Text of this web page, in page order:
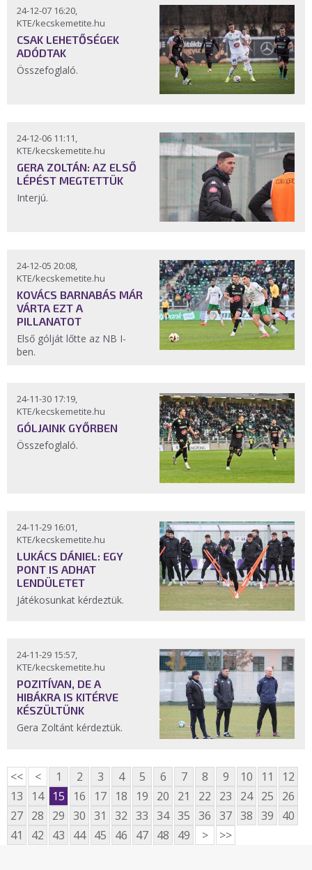
24-12-07 16:20,
KTE/kecskemetite.hu
CSAK LEHETŐSÉGEK
ADÓDTAK
Összefoglaló.
24-12-06 11:11,
KTE/kecskemetite.hu
GERA ZOLTÁN: AZ ELSŐ
LÉPÉST MEGTETTÜK
Interjú.
24-12-05 20:08,
KTE/kecskemetite.hu
KOVÁCS BARNABÁS MÁR
VÁRTA EZT A
PILLANATOT
Első gólját lőtte az NB I-
ben.
24-11-30 17:19,
KTE/kecskemetite.hu
GÓLJAINK GYŐRBEN
Összefoglaló.
24-11-29 16:01,
KTE/kecskemetite.hu
LUKÁCS DÁNIEL: EGY
PONT IS ADHAT
LENDÜLETET
Játékosunkat kérdeztük.
24-11-29 15:57,
KTE/kecskemetite.hu
POZITÍVAN, DE A
HIBÁKRA IS KITÉRVE
KÉSZÜLTÜNK
Gera Zoltánt kérdeztük.
<< < 1 2 3 4 5 6 7 8 9 10 11
12
13
14 15 16 17 18 19 20 21 22 23 24 25
26
27 28 29 30 31 32 33 34 35 36 37 38 39
40
41
42 43 44 45 46 47 48 49 > >>